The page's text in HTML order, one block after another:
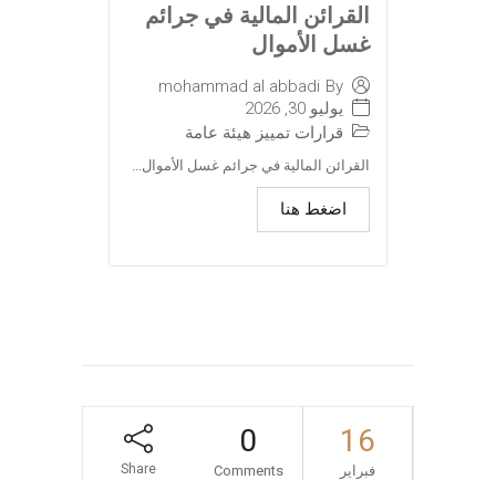
القرائن المالية في جرائم
غسل الأموال
By
mohammad al abbadi
يوليو 30, 2026
قرارات تمييز هيئة عامة
القرائن المالية في جرائم غسل الأموال...
اضغط هنا
16
فبراير
0
Comments
Share